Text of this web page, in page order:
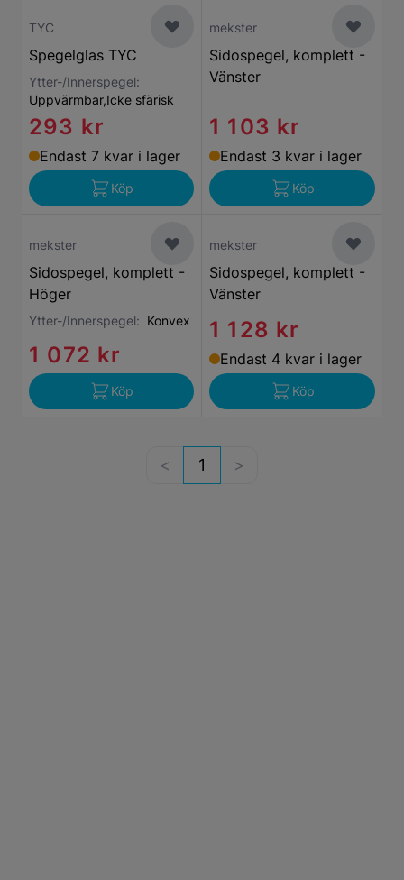
TYC
Spegelglas TYC
Ytter-/Innerspegel:
Uppvärmbar,Icke sfärisk
293 kr
Endast 7 kvar i lager
Köp
mekster
Sidospegel, komplett -
Vänster
1 103 kr
Endast 3 kvar i lager
Köp
mekster
Sidospegel, komplett -
Höger
Ytter-/Innerspegel: Konvex
1 072 kr
Köp
mekster
Sidospegel, komplett -
Vänster
1 128 kr
Endast 4 kvar i lager
Köp
1